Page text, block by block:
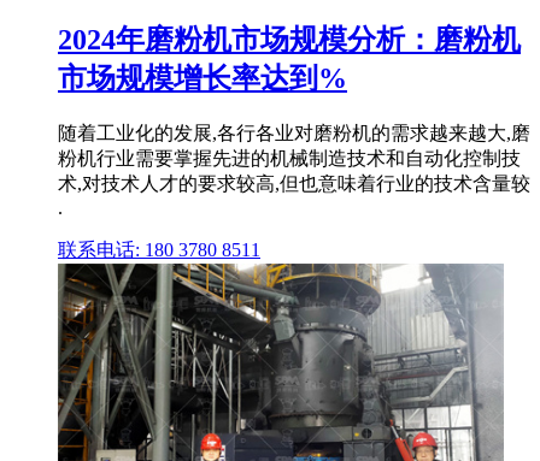
2024年磨粉机市场规模分析：磨粉机
市场规模增长率达到%
随着工业化的发展,各行各业对磨粉机的需求越来越大,磨
粉机行业需要掌握先进的机械制造技术和自动化控制技
术,对技术人才的要求较高,但也意味着行业的技术含量较
.
联系电话: 180 3780 8511